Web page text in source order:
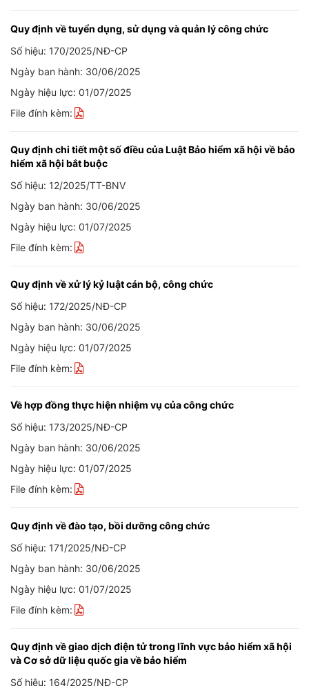
Quy định về tuyển dụng, sử dụng và quản lý công chức
Số hiệu: 170/2025/NĐ-CP
Ngày ban hành: 30/06/2025
Ngày hiệu lực: 01/07/2025
File đính kèm:
Quy định chi tiết một số điều của Luật Bảo hiểm xã hội về bảo
hiểm xã hội bắt buộc
Số hiệu: 12/2025/TT-BNV
Ngày ban hành: 30/06/2025
Ngày hiệu lực: 01/07/2025
File đính kèm:
Quy định về xử lý kỷ luật cán bộ, công chức
Số hiệu: 172/2025/NĐ-CP
Ngày ban hành: 30/06/2025
Ngày hiệu lực: 01/07/2025
File đính kèm:
Về hợp đồng thực hiện nhiệm vụ của công chức
Số hiệu: 173/2025/NĐ-CP
Ngày ban hành: 30/06/2025
Ngày hiệu lực: 01/07/2025
File đính kèm:
Quy định về đào tạo, bồi dưỡng công chức
Số hiệu: 171/2025/NĐ-CP
Ngày ban hành: 30/06/2025
Ngày hiệu lực: 01/07/2025
File đính kèm:
Quy định về giao dịch điện tử trong lĩnh vực bảo hiểm xã hội
và Cơ sở dữ liệu quốc gia về bảo hiểm
Số hiệu: 164/2025/NĐ-CP